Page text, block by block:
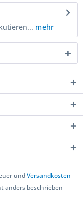
mehr
undVersandkosten
anders beschrieben